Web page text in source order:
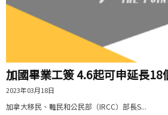
加國畢業工簽 4.6起可申延長18
2023年03月18日
加拿大移民、難民和公民部（IRCC）部長S...